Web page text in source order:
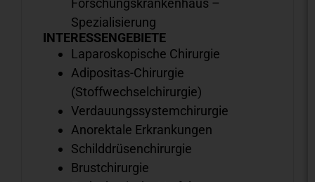
Forschungskrankenhaus –
Spezialisierung
INTERESSENGEBIETE
Laparoskopische Chirurgie
Adipositas-Chirurgie
(Stoffwechselchirurgie)
Verdauungssystemchirurgie
Anorektale Erkrankungen
Schilddrüsenchirurgie
Brustchirurgie